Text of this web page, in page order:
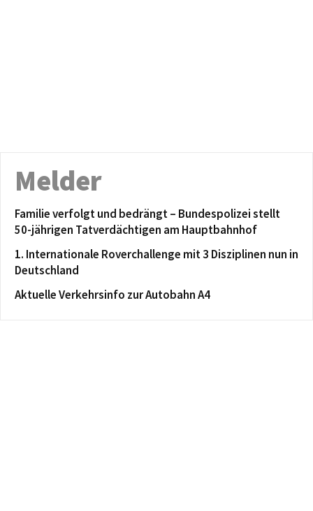
Melder
Familie verfolgt und bedrängt – Bundespolizei stellt
50-jährigen Tatverdächtigen am Hauptbahnhof
1. Internationale Roverchallenge mit 3 Disziplinen nun in
Deutschland
Aktuelle Verkehrsinfo zur Autobahn A4